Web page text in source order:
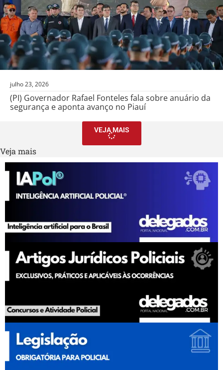
julho 23, 2026
(PI) Governador Rafael Fonteles fala sobre anuário da
segurança e aponta avanço no Piauí
VEJA MAIS
Veja mais